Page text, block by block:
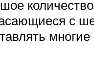
с
многие